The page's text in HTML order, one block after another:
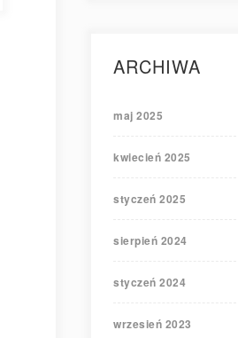
ARCHIWA
maj 2025
kwiecień 2025
styczeń 2025
sierpień 2024
styczeń 2024
wrzesień 2023